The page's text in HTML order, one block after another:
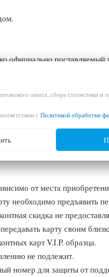
официально
и
от места
необходимо предъявить
скидка не
карту своим
карт V.I.P. образца.
не подлежит.
номер для защиты от
опыта, сбора статистики и
с Политикой обработки